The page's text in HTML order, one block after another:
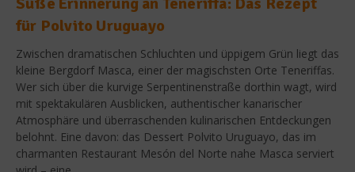
für Polvito Uruguayo
Zwischen dramatischen Schluchten und üppigem Grün liegt das
kleine Bergdorf Masca, einer der magischsten Orte Teneriffas.
Wer sich über die kurvige Serpentinenstraße dorthin wagt, wird
mit spektakulären Ausblicken, authentischer kanarischer
Atmosphäre und überraschenden kulinarischen Entdeckungen
belohnt. Eine davon: das Dessert Polvito Uruguayo, das im
charmanten Restaurant Mesón del Norte nahe Masca serviert